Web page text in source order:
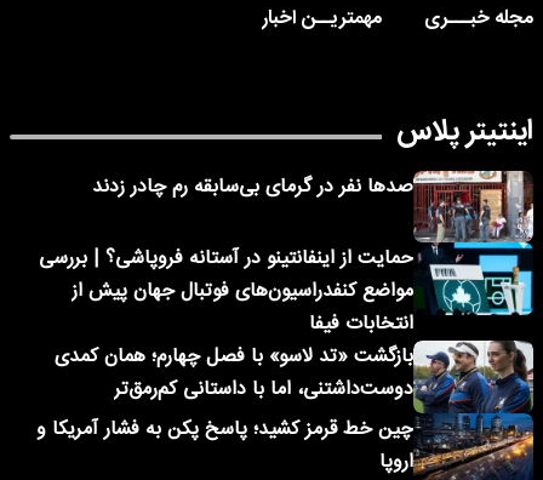
مجله خبـــری
مهمتریــن اخبار
اینتیتر پلاس
صدها نفر در گرمای بی‌سابقه رم چادر زدند
حمایت از اینفانتینو در آستانه فروپاشی؟ | بررسی
مواضع کنفدراسیون‌های فوتبال جهان پیش از
انتخابات فیفا
بازگشت «تد لاسو» با فصل چهارم؛ همان کمدی
دوست‌داشتنی، اما با داستانی کم‌رمق‌تر
چین خط قرمز کشید؛ پاسخ پکن به فشار آمریکا و
اروپا